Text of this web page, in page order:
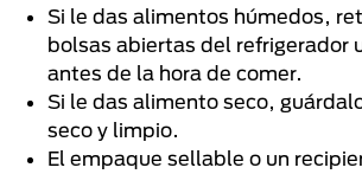
Si le das alimentos húmedos,
bolsas abiertas del refrigerador
antes de la hora de comer.
Si le das alimento seco,
seco y limpio.
El empaque sellable o un